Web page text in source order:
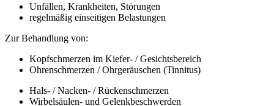
Unfällen, Krankheiten, Störungen
regelmäßig einseitigen Belastungen
Zur Behandlung von:
Kopfschmerzen im Kiefer- / Gesichtsbereich
Ohrenschmerzen / Ohrgeräuschen (Tinnitus)
Hals- / Nacken- / Rückenschmerzen
Wirbelsäulen- und Gelenkbeschwerden